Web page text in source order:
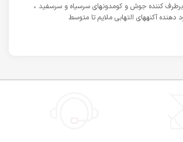
برطرف کننده جوش و کومدونهای سرسیاه و سرسفید •
دهنده آکنههای التهابی ملایم تا متوسط